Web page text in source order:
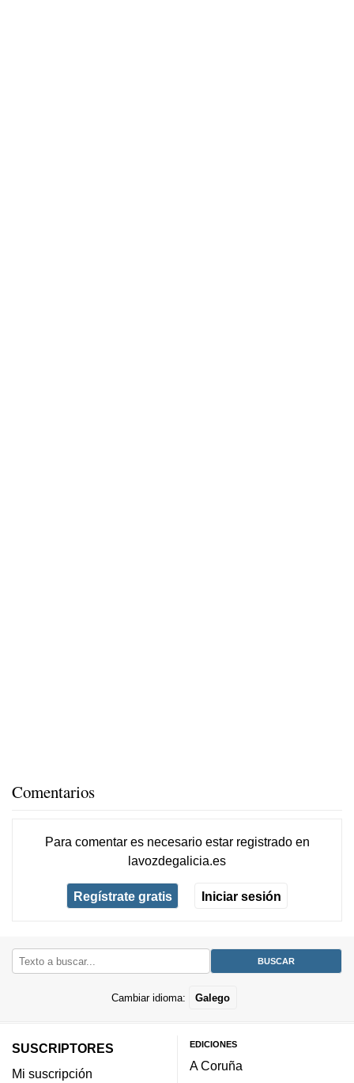
Comentarios
Para comentar es necesario estar registradoen
lavozdegalicia.es
Regístrate gratis Iniciar sesión
Cambiar idioma: Galego
SUSCRIPTORES
Mi suscripción
EDICIONES
A Coruña